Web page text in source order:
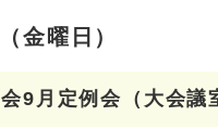
金曜日）
9月定例会（大会議